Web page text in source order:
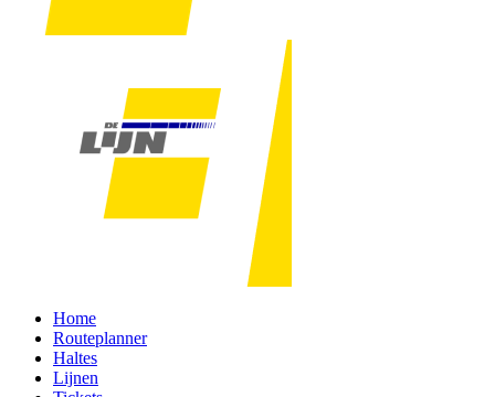
Home
Routeplanner
Haltes
Lijnen